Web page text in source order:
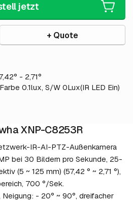
jetzt
+ Quote
- 2,71°
0.1lux, S/W 0Lux(IR LED Ein)
XNP-C8253R
IR-AI-PTZ-Außenkamera
bei 30 Bildern pro Sekunde, 25-
(5 ~ 125 mm) (57,42 ° ~ 2,71 °),
700 °/Sek.
- 20° ~ 90°, dreifacher